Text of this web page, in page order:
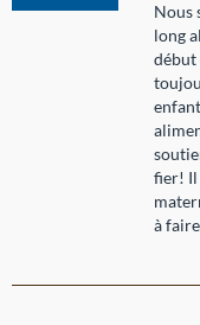
Nous
long
début
fier! Il
à